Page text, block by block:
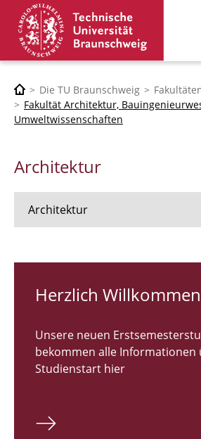
Die TU Braunschweig
Fakultät Architektur,
Umweltwissenschaften
Architektur
Architektur
RUNDGANG 26
Bachelor Architektur
Master Architektur
Herzlich
Unsere neuen
bekommen alle Informationen
Studienstart hier